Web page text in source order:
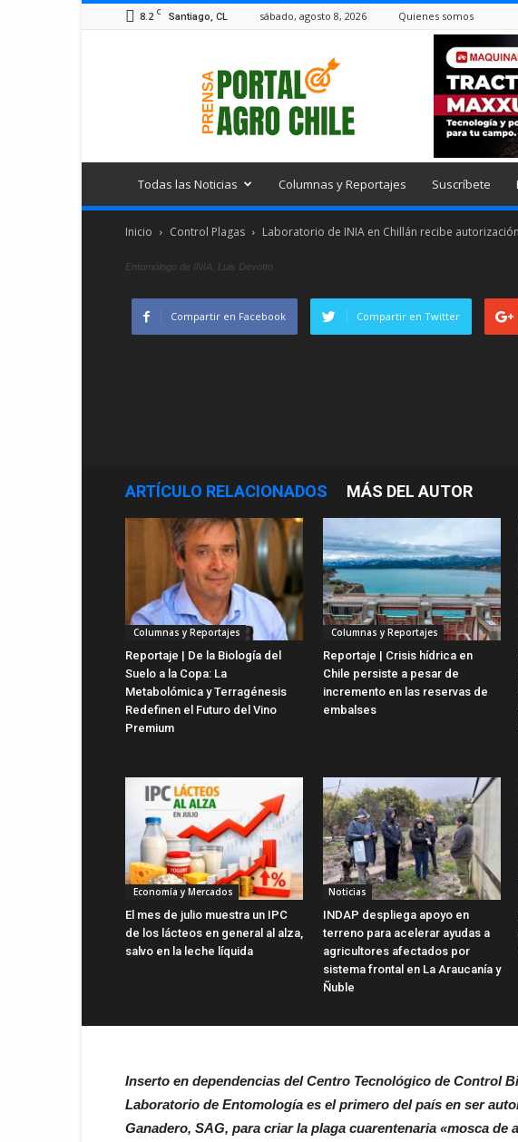
8.2 C Santiago, CL sábado, agosto 8, 2026 Quienes somos
Todas las Noticias Columnas y Reportajes Suscríbete
Inicio Control Plagas Laboratorio de INIA en Chillán recibe
Entomólogo de INIA, Luis Devotto
Compartir en Facebook Compartir en Twitter
ARTÍCULO RELACIONADOS MÁS DEL AUTOR
Columnas y Reportajes
Reportaje | De la Biología del
Suelo a la Copa: La
Metabolómica y Terragénesis
Redefinen el Futuro del Vino
Premium
Columnas y Reportajes
Reportaje | Crisis hídrica en
Chile persiste a pesar de
incremento en las reservas de
embalses
Economía y Mercados
El mes de julio muestra un IPC
de los lácteos en general al alza,
salvo en la leche líquida
Noticias
INDAP despliega apoyo en
terreno para acelerar ayudas a
agricultores afectados por
sistema frontal en La Araucanía y
Ñuble
Inserto en dependencias del Centro Tecnológico de Control
Laboratorio de Entomología es el primero del país en ser
Ganadero, SAG, para criar la plaga cuarentenaria «mosca de